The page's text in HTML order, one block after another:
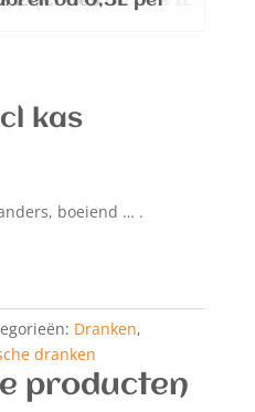
kas
kas
boeiend … .
Dranken,
dranken
producten